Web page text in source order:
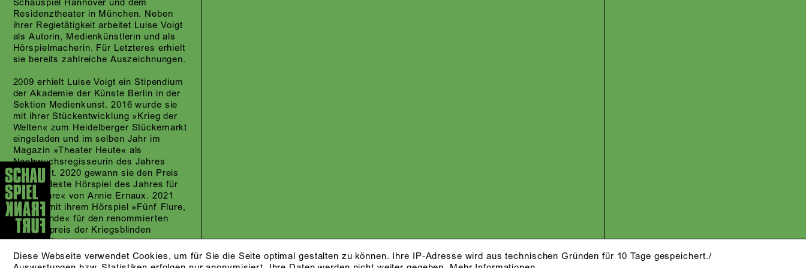
Diese Webseite verwendet Cookies, um für Sie die Seite optimal gestalten zu können. Ihre IP-Adresse wird aus technischen Gründen für 10 Tage gespeichert./
Schauspiel Hannover und dem
Residenztheater in München. Neben
ihrer Regietätigkeit arbeitet Luise Voigt
als Autorin, Medienkünstlerin und als
Hörspielmacherin. Für Letzteres erhielt
sie bereits zahlreiche Auszeichnungen.
2009 erhielt Luise Voigt ein Stipendium
der Akademie der Künste Berlin in der
Sektion Medienkunst. 2016 wurde sie
mit ihrer Stückentwicklung »Krieg der
Welten« zum Heidelberger Stückemarkt
eingeladen und im selben Jahr im
Magazin »Theater Heute« als
Nachwuchsregisseurin des Jahres
nominiert. 2020 gewann sie den Preis
für das Beste Hörspiel des Jahres für
»Die Jahre« von Annie Ernaux. 2021
war sie mit ihrem Hörspiel »Fünf Flure,
eine Stunde« für den renommierten
Hörspielpreis der Kriegsblinden
nominiert.
2023 war sie mit ihrer Inszenierung